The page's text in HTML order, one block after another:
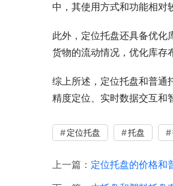
中，其使用方式和功能相对
此外，定位托盘还具备优化
货物的流动情况，优化库存
综上所述，定位托盘和普通
精度定位、实时数据交互和
定位托盘 托盘
上一篇： 定位托盘的价格和